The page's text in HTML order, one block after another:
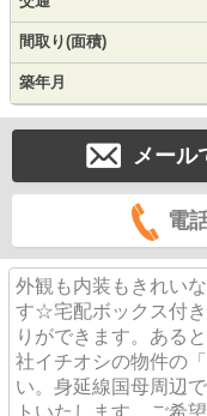
間取り(面積)
築年月
メール
電
外観も内装もきれい
す☆宅配ボックス付
りができます。ある
社イチオシの物件の
い。身延線国母周辺